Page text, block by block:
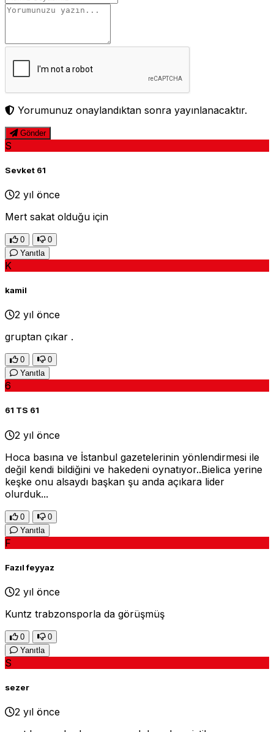
Yorumunuz onaylandıktan sonra yayınlanacaktır.
Gönder
S
Sevket 61
2 yıl önce
Mert sakat olduğu için
0
0
Yanıtla
K
kamil
2 yıl önce
gruptan çıkar .
0
0
Yanıtla
6
61 TS 61
2 yıl önce
Hoca basına ve İstanbul gazetelerinin yönlendirmesi ile
değil kendi bildiğini ve hakedeni oynatıyor..Bielica yerine
keşke onu alsaydı başkan şu anda açıkara lider
olurduk...
0
0
Yanıtla
F
Fazıl feyyaz
2 yıl önce
Kuntz trabzonsporla da görüşmüş
0
0
Yanıtla
S
sezer
2 yıl önce